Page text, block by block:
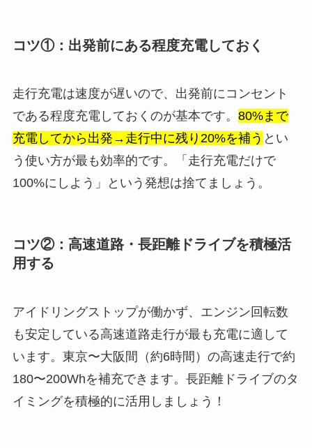
コツ①：出発前にある程度充電しておく
走行充電は速度が遅いので、出発前にコンセント
である程度充電しておくのが基本です。 80%まで
充電してから出発→走行中に残り20%を補う とい
う使い方が最も効率的です。「走行充電だけで
100%にしよう」という発想は捨てましょう。
コツ②：高速道路・長距離ドライブを積極活
用する
アイドリングストップが働かず、エンジン回転数
も安定している高速道路走行が最も充電に適して
います。東京〜大阪間（約6時間）の高速走行で約
180〜200Whを補充できます。長距離ドライブのタ
イミングを積極的に活用しましょう！